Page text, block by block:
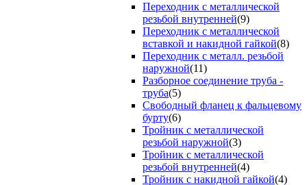
Переходник с металлической
резьбой внутренней(9)
Переходник с металлической
вставкой и накидной гайкой(8)
Переходник с металл. резьбой
наружной(11)
Разборное соединение труба -
труба(5)
Свободный фланец к фальцевому
бурту(6)
Тройник с металлической
резьбой наружной(3)
Тройник с металлической
резьбой внутренней(4)
Тройник с накидной гайкой(4)